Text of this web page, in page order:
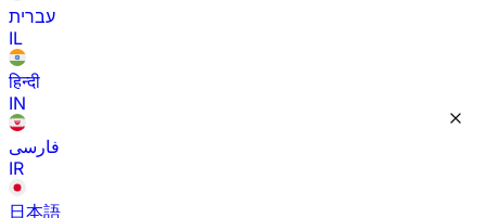
עברית
IL
हिन्दी
IN
فارسی
IR
日本語